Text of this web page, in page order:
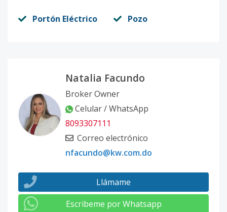
Portón Eléctrico Pozo
Natalia Facundo
Broker Owner
Celular / WhatsApp
8093307111
Correo electrónico
nfacundo@kw.com.do
Llámame
Escribeme por Whatsapp